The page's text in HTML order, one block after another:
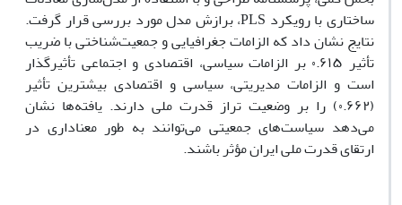
ساختاری با رویکرد PLS، برازش مدل مورد بررسی قرار گرفت.
نتایج نشان داد که الزامات جغرافیایی و جمعیت‌شناختی با ضریب
تأثیر ۰.۶۱۵ بر الزامات سیاسی، اقتصادی و اجتماعی تأثیرگذار
است و الزامات مدیریتی، سیاسی و اقتصادی بیشترین تأثیر
(۰.۶۶۲) را بر وضعیت تراز قدرت ملی دارند. یافته‌ها نشان
می‌دهد سیاست‌های جمعیتی می‌توانند به طور معناداری در
ارتقای قدرت ملی ایران مؤثر باشند.